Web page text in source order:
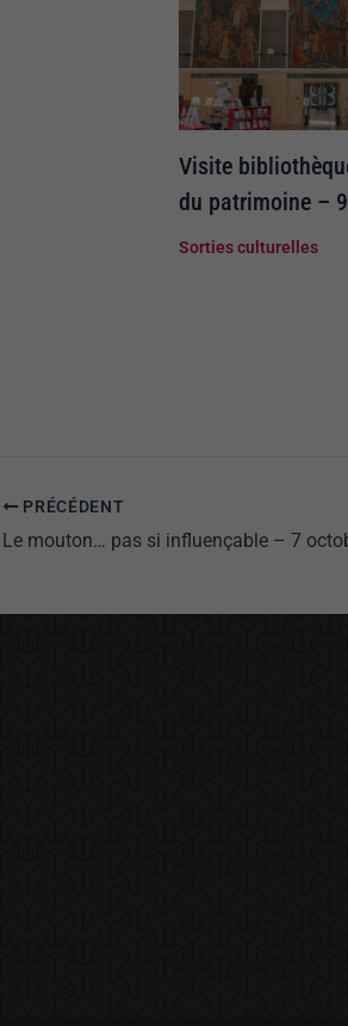
Visite
du patrimoine –
Sorties culturelles
PRÉCÉDENT
Le mouton… pas si influençable – 7